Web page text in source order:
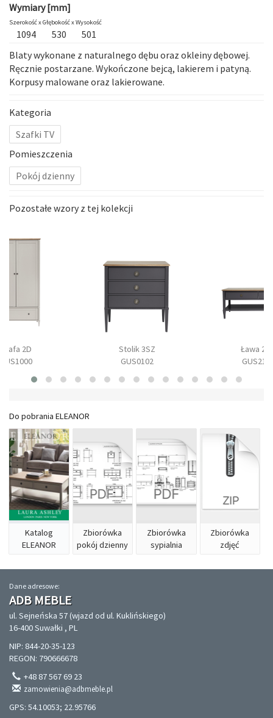
Wymiary [mm]
Szerokość xGłębokość xWysokość
1094 530
501
Blaty wykonane z naturalnego dębu oraz okleiny dębowej.
Ręcznie postarzane. Wykończone bejcą, lakierem i patyną.
Korpusy malowane oraz lakierowane.
Kategoria
Szafki TV
Pomieszczenia
Pokój dzienny
Pozostałe wzory z tej kolekcji
Szafa 2D
Stolik 3SZ
GUS0102
Ława
Do pobrania ELEANOR
Katalog
ELEANOR
Zbiorówka
pokój dzienny
Zbiorówka
sypialnia
Zbiorówka
zdjęć
Dane adresowe:
ADB MEBLE
ul. Sejneńska 57 (wjazd od ul. Kuklińskiego)
16-400 Suwałki , PL
NIP: 844-20-35-123
REGON: 790666678
+48 87 567 69 23
zamowienia@adbmeble.pl
GPS: 54.10053; 22.95766